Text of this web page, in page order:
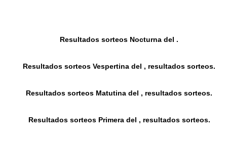
Resultados sorteos Nocturna del .
Resultados sorteos Vespertina del , resultados sorteos.
Resultados sorteos Matutina del , resultados sorteos.
Resultados sorteos Primera del , resultados sorteos.